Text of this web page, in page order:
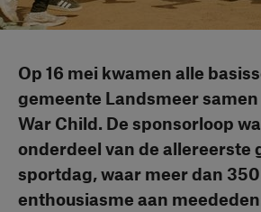
Op 16 mei kwamen alle
gemeente Landsmeer
War Child. De sponsorloop
onderdeel van de allereerste
sportdag, waar meer dan
enthousiasme aan